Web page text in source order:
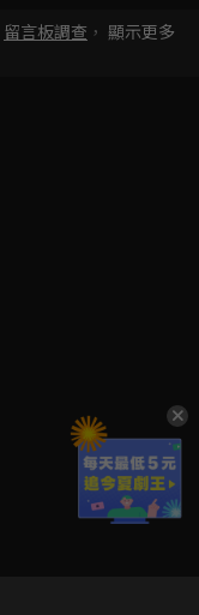
留言板調查 ， 顯示更多